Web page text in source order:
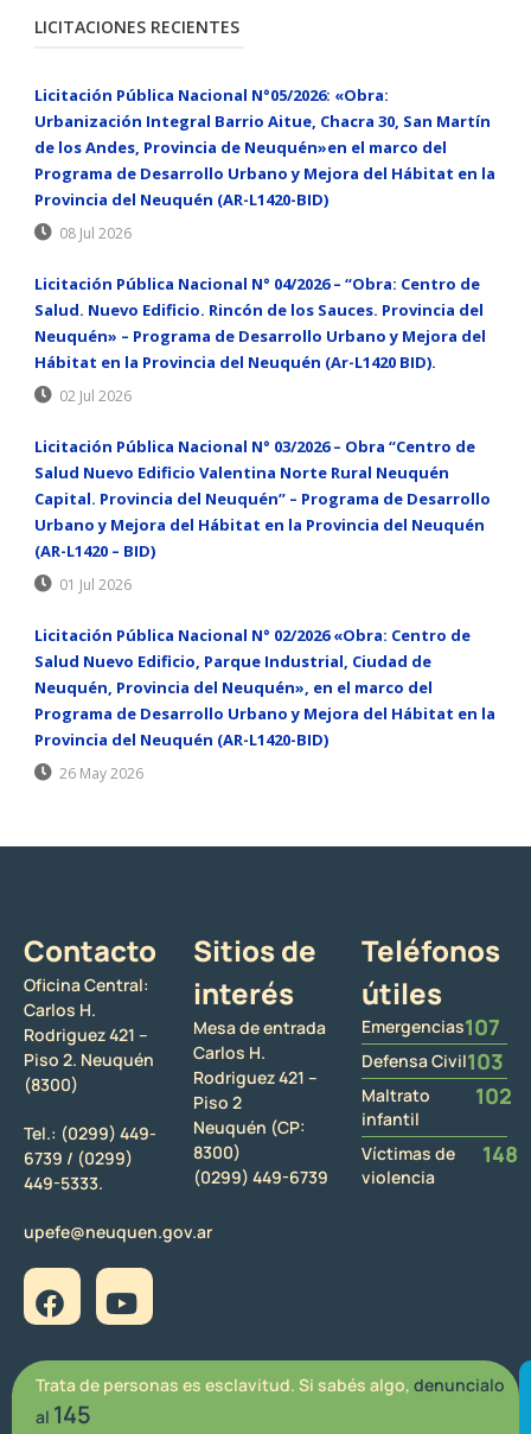
LICITACIONES RECIENTES
Licitación Pública Nacional N°05/2026: «Obra:
Urbanización Integral Barrio Aitue, Chacra 30, San Martín
de los Andes, Provincia de Neuquén»en el marco del
Programa de Desarrollo Urbano y Mejora del Hábitat en la
Provincia del Neuquén (AR-L1420-BID)
08 Jul 2026
Licitación Pública Nacional N° 04/2026 – “Obra: Centro de
Salud. Nuevo Edificio. Rincón de los Sauces. Provincia del
Neuquén» – Programa de Desarrollo Urbano y Mejora del
Hábitat en la Provincia del Neuquén (Ar-L1420 BID).
02 Jul 2026
Licitación Pública Nacional N° 03/2026 – Obra “Centro de
Salud Nuevo Edificio Valentina Norte Rural Neuquén
Capital. Provincia del Neuquén” – Programa de Desarrollo
Urbano y Mejora del Hábitat en la Provincia del Neuquén
(AR-L1420 – BID)
01 Jul 2026
Licitación Pública Nacional N° 02/2026 «Obra: Centro de
Salud Nuevo Edificio, Parque Industrial, Ciudad de
Neuquén, Provincia del Neuquén», en el marco del
Programa de Desarrollo Urbano y Mejora del Hábitat en la
Provincia del Neuquén (AR-L1420-BID)
26 May 2026
Contacto
Oficina Central:
Carlos H.
Rodriguez 421 –
Piso 2. Neuquén
(8300)
Tel.: (0299) 449-
6739 / (0299)
449-5333.
upefe@neuquen.gov.ar
Sitios de
interés
Mesa de entrada
Carlos H.
Rodriguez 421 –
Piso 2
Neuquén (CP:
8300)
(0299) 449-6739
Teléfonos
útiles
Emergencias107
Defensa Civil103
Maltrato
infantil
102
Víctimas de
violencia
148
Trata de personas es esclavitud. Si sabés algo, denuncialo
al 145